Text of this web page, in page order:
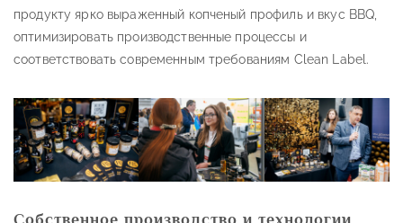
продукту ярко выраженный копченый профиль и вкус BBQ,
оптимизировать производственные процессы и
соответствовать современным требованиям Clean Label.